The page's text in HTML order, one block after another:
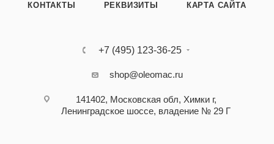
КОНТАКТЫ РЕКВИЗИТЫ КАРТА САЙТА
+7 (495) 123-36-25‬
shop@oleomac.ru
141402, Московская обл, Химки г,
Ленинградское шоссе, владение № 29 Г